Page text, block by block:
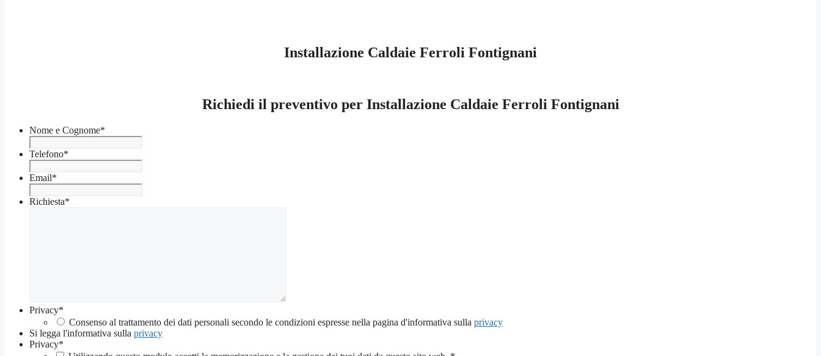
Installazione Caldaie Ferroli Fontignani
Richiedi il preventivo per Installazione Caldaie Ferroli Fontignani
Nome e Cognome*
Telefono*
Email*
Richiesta*
Privacy*
Consenso al trattamento dei dati personali secondo le condizioni espresse nella pagina d'informativa sulla privacy
Si legga l'informativa sulla privacy
Privacy*